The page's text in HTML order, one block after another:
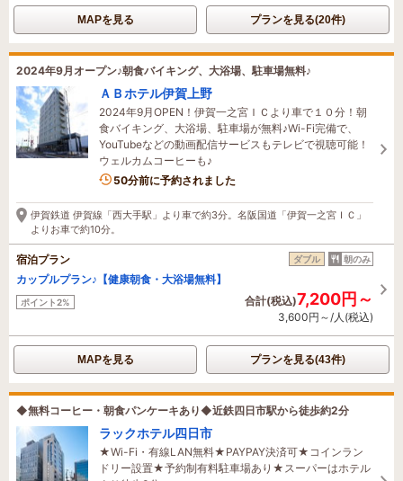
MAPを見る プランを見る(20件)
2024年9月オープン♪朝食バイキング、大浴場、駐車場無料♪
ＡＢホテル伊賀上野
2024年9月OPEN！伊賀一之宮ＩＣより車で１０分！朝
食バイキング、大浴場、駐車場が無料♪Wi-Fi完備で、
YouTubeなどの動画配信サービスもテレビで視聴可能！
ウェルカムコーヒーも♪
50分前に予約されました
伊賀鉄道 伊賀線「西大手駅」より車で約3分。名阪国道「伊賀一之宮ＩＣ」
よりお車で約10分。
宿泊プラン ダブル 朝のみ
カップルプラン♪【健康朝食・大浴場無料】
ポイント2% 合計(税込)7,200円～
3,600円～/人(税込)
MAPを見る プランを見る(43件)
◆無料コーヒー・朝食パンケーキあり◆近鉄四日市駅から徒歩約2分
ラックホテル四日市
★Wi-Fi・有線LAN無料★PAYPAY決済可★コインラン
ドリー設置★予約制有料駐車場あり★スーパーはホテル